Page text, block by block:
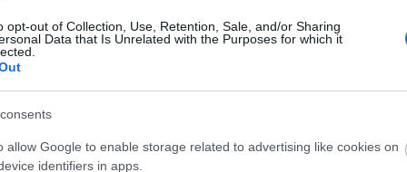
opt-out of Collection, Use, Retention, Sale, and/or Sharing
Data that Is Unrelated with the Purposes for which it
allow Google to enable storage related to advertising like cookies on
identifiers in apps.
πρόσθεσε. Κι επειδή η ίδια δεν έχει ιδέα
Φυσικά και ενθουσιάστηκε,παρήγγειλε τα
ανυπομονησία της, χρειάστηκε να περιμένει μέρες,